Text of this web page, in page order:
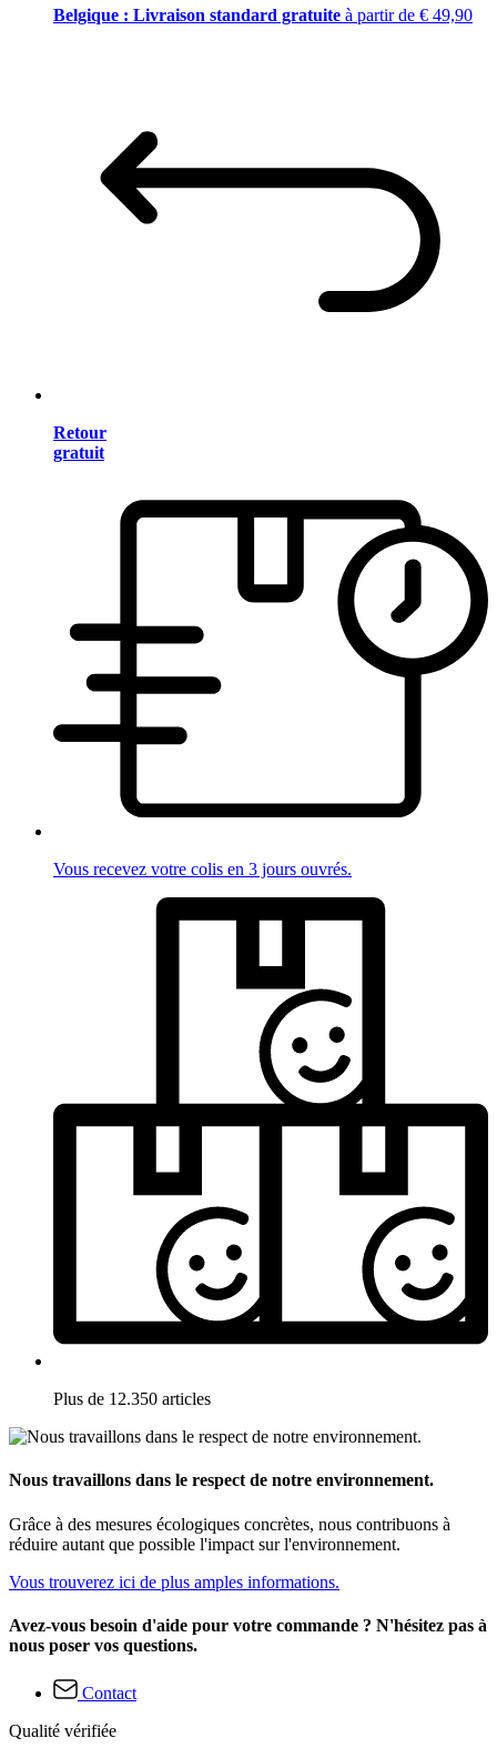
Belgique : Livraison standard gratuite à partir de € 49,90
Retour
gratuit
Vous recevez votre colis en 3 jours ouvrés.
Plus de 12.350 articles
Nous travaillons dans le respect de notre environnement.
Grâce à des mesures écologiques concrètes, nous contribuons à
réduire autant que possible l'impact sur l'environnement.
Vous trouverez ici de plus amples informations.
Avez-vous besoin d'aide pour votre commande ? N'hésitez pas à
nous poser vos questions.
Contact
Qualité vérifiée